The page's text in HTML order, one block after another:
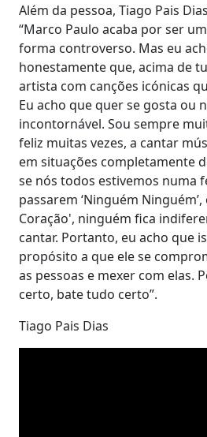
Além da pessoa, Tiago Pais
“Marco Paulo acaba por ser
forma controverso. Mas eu
honestamente que, acima de
artista com canções icónicas
Eu acho que quer se gosta ou
incontornável. Sou sempre
feliz muitas vezes, a cantar
em situações completamente
se nós todos estivemos numa
passarem ‘Ninguém
Coração', ninguém fica
cantar. Portanto, eu acho que
propósito a que ele se
as pessoas e mexer com elas.
certo, bate tudo certo”.
Tiago Pais Dias